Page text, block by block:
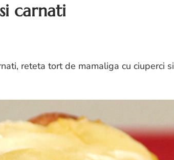
carnati
reteta tort de mamaliga cu ciuperci si